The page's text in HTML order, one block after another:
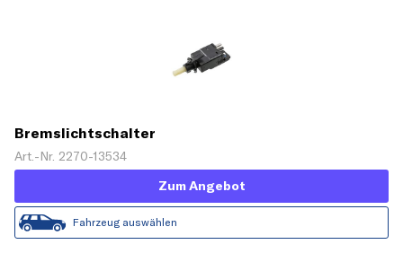
Bremslichtschalter
Art.-Nr. 2270-13534
Zum Angebot
Fahrzeug auswählen